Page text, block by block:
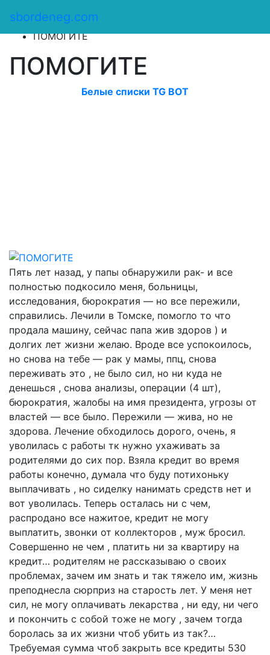
sbordeneg.com
Оказать помощь
ПОМОГИТЕ
ПОМОГИТЕ
Белые списки TG BOT
Пять лет назад, у папы обнаружили рак- и все
полностью подкосило меня, больницы,
исследования, бюрократия — но все пережили,
справились. Лечили в Томске, помогло то что
продала машину, сейчас папа жив здоров ) и
долгих лет жизни желаю. Вроде все успокоилось,
но снова на тебе — рак у мамы, ппц, снова
переживать это , не было сил, но ни куда не
денешься , снова анализы, операции (4 шт),
бюрократия, жалобы на имя президента, угрозы от
властей — все было. Пережили — жива, но не
здорова. Лечение обходилось дорого, очень, я
уволилась с работы тк нужно ухаживать за
родителями до сих пор. Взяла кредит во время
работы конечно, думала что буду потихоньку
выплачивать , но сиделку нанимать средств нет и
вот уволилась. Теперь осталась ни с чем,
распродано все нажитое, кредит не могу
выплатить, звонки от коллекторов , муж бросил.
Совершенно не чем , платить ни за квартиру на
кредит… родителям не рассказываю о своих
проблемах, зачем им знать и так тяжело им, жизнь
преподнесла сюрприз на старость лет. У меня нет
сил, не могу оплачивать лекарства , ни еду, ни чего
и покончить с собой тоже не могу , зачем тогда
боролась за их жизни чтоб убить из так?…
Требуемая сумма чтоб закрыть все кредиты 530